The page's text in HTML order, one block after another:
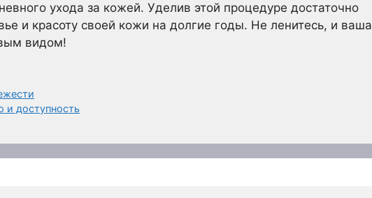
ухода за кожей. Уделив этой процедуре достаточно
и красоту своей кожи на долгие годы. Не ленитесь, и ваша
видом!
и доступность